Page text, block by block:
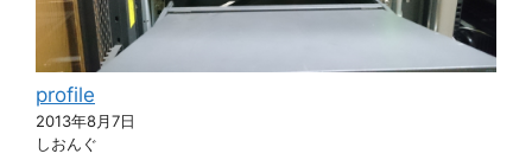
profile
2013年8月7日
しおんぐ